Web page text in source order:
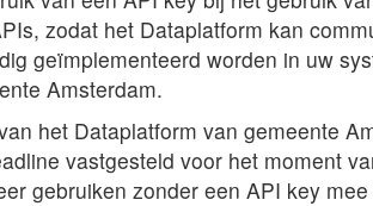
zodat het Dataplatform kan
geïmplementeerd worden in uw
Amsterdam.
het Dataplatform van gemeente
vastgesteld voor het moment
gebruiken zonder een API key